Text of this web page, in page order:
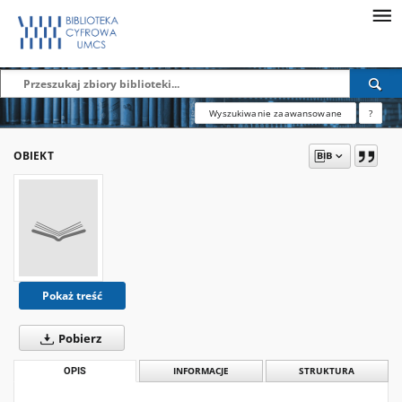
Wyszukiwanie zaawansowane ?
OBIEKT
Pokaż treść
Pobierz
OPIS INFORMACJE STRUKTURA